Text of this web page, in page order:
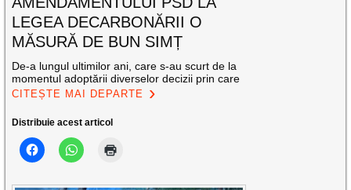
LEGEA DECARBONĂRII O
MĂSURĂ DE BUN SIMȚ
De-a lungul ultimilor ani, care s-au scurt de la
momentul adoptării diverselor decizii prin care
CITEȘTE MAI DEPARTE
Distribuie acest articol